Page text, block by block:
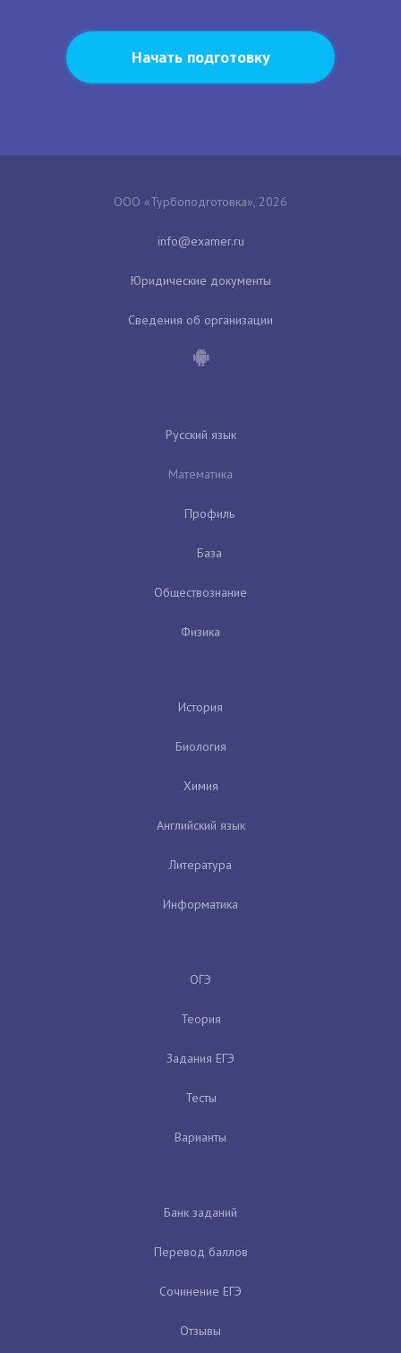
Начать подготовку
ООО «Турбоподготовка», 2026
Юридические документы
Сведения об организации
Русский язык
Математика
Профиль
База
Обществознание
Физика
История
Биология
Химия
Английский язык
Литература
Информатика
ОГЭ
Теория
Задания ЕГЭ
Тесты
Варианты
Банк заданий
Перевод баллов
Сочинение ЕГЭ
Отзывы